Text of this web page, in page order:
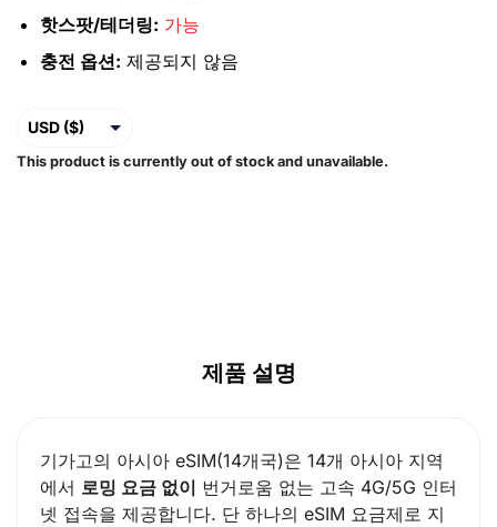
핫스팟/테더링: 가능
충전 옵션: 제공되지 않음
USD ($)
EUR (€)
This product is currently out of stock and unavailable.
제품 설명
기가고의 아시아 eSIM(14개국)은 14개 아시아 지역
에서 로밍 요금 없이 번거로움 없는 고속 4G/5G 인터
넷 접속을 제공합니다. 단 하나의 eSIM 요금제로 지